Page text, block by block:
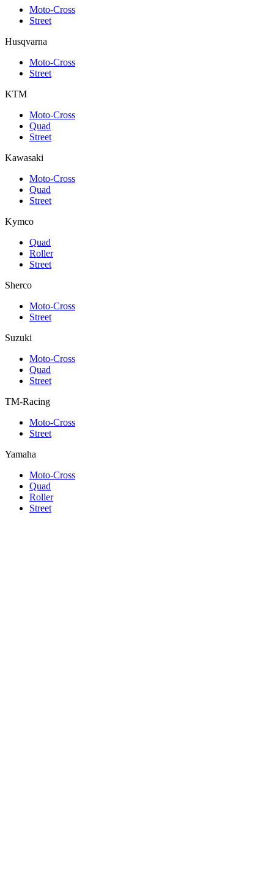
Moto-Cross
Street
Husqvarna
Moto-Cross
Street
KTM
Moto-Cross
Quad
Street
Kawasaki
Moto-Cross
Quad
Street
Kymco
Quad
Roller
Street
Sherco
Moto-Cross
Street
Suzuki
Moto-Cross
Quad
Street
TM-Racing
Moto-Cross
Street
Yamaha
Moto-Cross
Quad
Roller
Street